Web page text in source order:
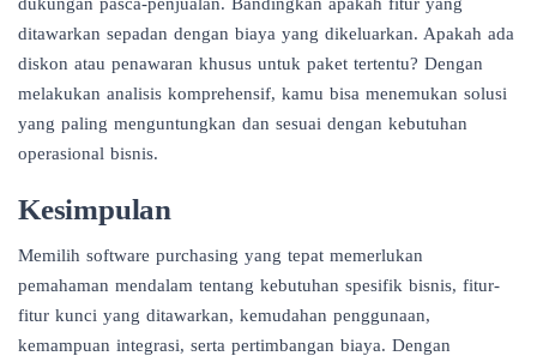
ditawarkan sepadan dengan biaya yang dikeluarkan. Apakah ada
diskon atau penawaran khusus untuk paket tertentu? Dengan
melakukan analisis komprehensif, kamu bisa menemukan solusi
yang paling menguntungkan dan sesuai dengan kebutuhan
operasional bisnis.
Kesimpulan
Memilih software purchasing yang tepat memerlukan
pemahaman mendalam tentang kebutuhan spesifik bisnis, fitur-
fitur kunci yang ditawarkan, kemudahan penggunaan,
kemampuan integrasi, serta pertimbangan biaya. Dengan